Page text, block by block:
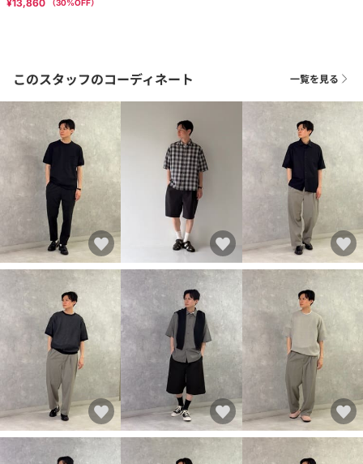
¥13,860 （30%OFF）
このスタッフのコーディネート 一覧を見る